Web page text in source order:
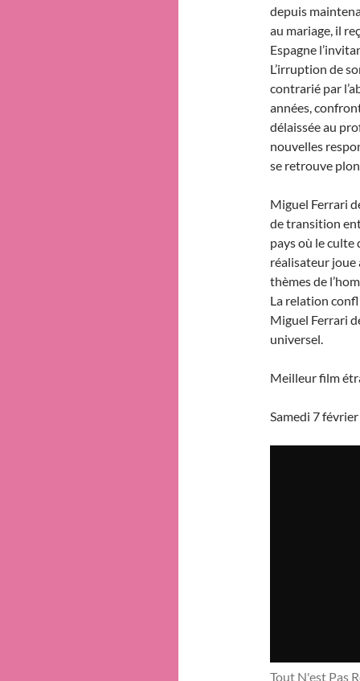
depuis
au mariage, il
Espagne
L’irruption de
contrarié par
années,
délaissée au
nouvelles
se retrouve
Miguel Ferrari
de transition
pays où le
réalisateur joue
thèmes de
La relation
Miguel Ferrari
universel.
Meilleur film
Samedi 7
Tout N'est Pas